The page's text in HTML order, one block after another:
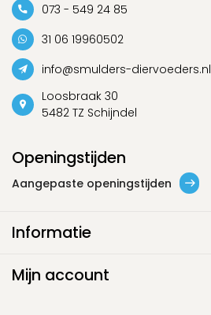
073 - 549 24 85
31 06 19960502
info@smulders-diervoeders.nl
Loosbraak 30
5482 TZ Schijndel
Openingstijden
Aangepaste openingstijden
Informatie
Mijn account